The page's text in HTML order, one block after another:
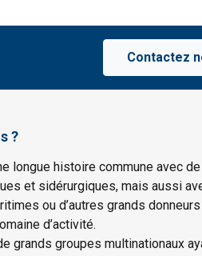
Contactez
?
longue histoire commune avec
et sidérurgiques, mais aussi
ou d’autres grands donneurs
d’activité.
grands groupes multinationaux